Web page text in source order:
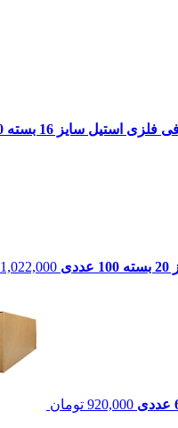
استیل سایز 16 بسته 120 عددی
1,022,000
920,000 تومان